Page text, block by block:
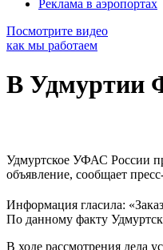
Реклама в аэропортах
Посмотрите видео
как мы работаем
В Удмуртии
Удмуртское УФАС России
объявление, сообщает
Информация гласила:
По данному факту
В ходе рассмотрения дела